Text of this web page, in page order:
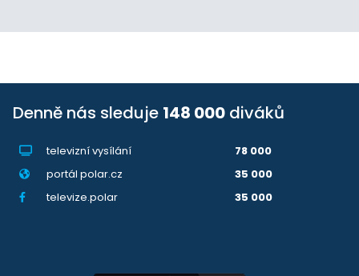
Denně nás sleduje 148 000 diváků
televizní vysílání
78 000
portál polar.cz
35 000
televize.polar
35 000